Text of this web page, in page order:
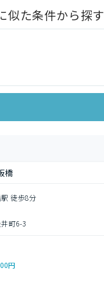
似た条件から探す
橋
徒歩8分
町6-3
円